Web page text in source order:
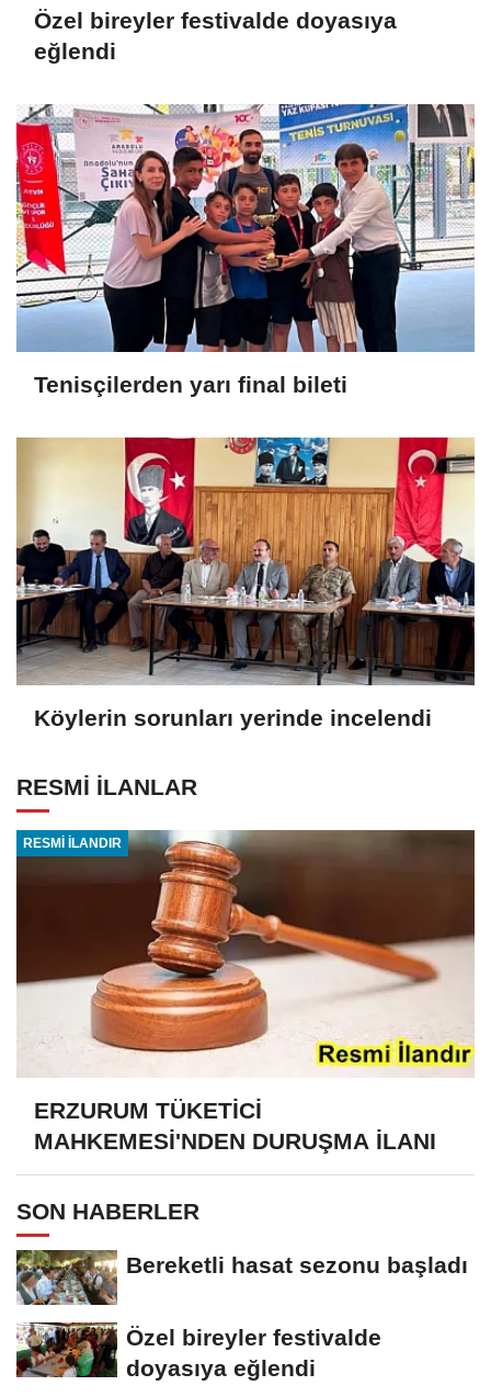
Özel bireyler festivalde doyasıya
eğlendi
Tenisçilerden yarı final bileti
Köylerin sorunları yerinde incelendi
RESMİ İLANLAR
RESMİ İLANDIR
ERZURUM TÜKETİCİ
MAHKEMESİ'NDEN DURUŞMA İLANI
SON HABERLER
Bereketli hasat sezonu başladı
Özel bireyler festivalde
doyasıya eğlendi